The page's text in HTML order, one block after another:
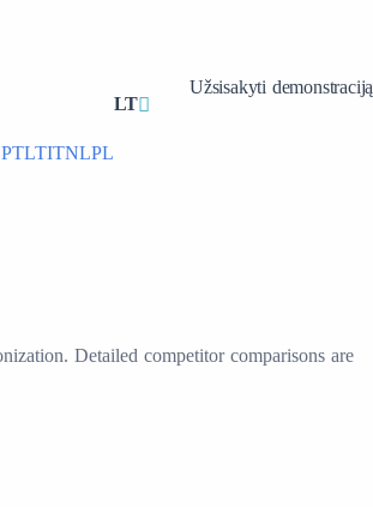
PTLTITNLPL
LT
Užsisakyti demonstraciją
Detailed competitor comparisons are